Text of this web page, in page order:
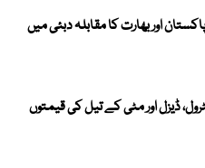
ایشیا کپ 2026، پاکستان اور بھارت کا مقابلہ دبئی میں
ڈیزل اور مٹی کے تیل کی قیمتوں